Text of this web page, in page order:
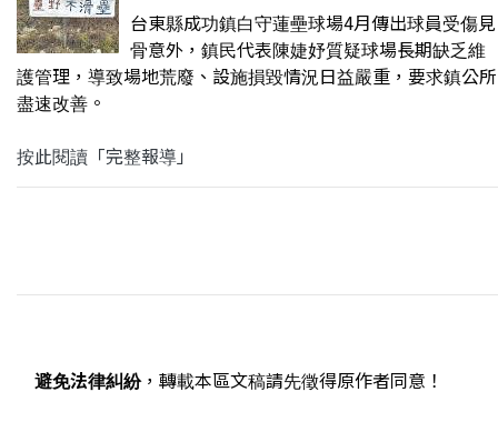
台東縣成功鎮白守蓮壘球場4月傳出球員受傷見
骨意外，鎮民代表陳婕妤質疑球場長期缺乏維
護管理，導致場地荒廢、設施損毀情況日益嚴重，要求鎮公所
盡速改善。
按此閱讀「完整報導」
避免法律糾紛，轉載本區文稿請先徵得原作者同意！